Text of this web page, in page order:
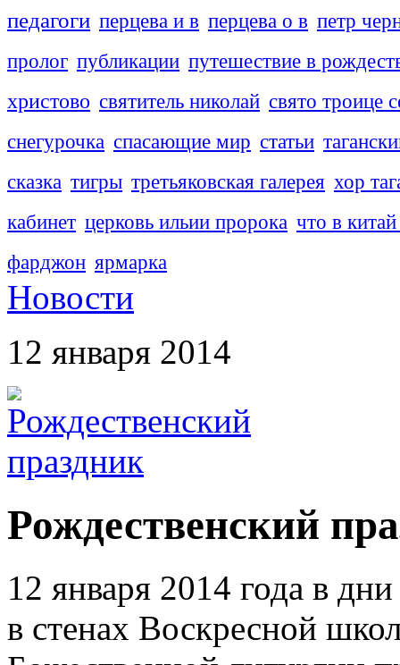
педагоги перцева и в перцева о в петр
пролог публикации путешествие в
христово святитель николай свято троице
снегурочка спасающие мир статьи
сказка тигры третьяковская галерея хор
кабинет церковь ильии пророка что в
фарджон ярмарка
Новости
12 января 2014
Рождественский
12 января 2014 года в
в стенах Воскресной